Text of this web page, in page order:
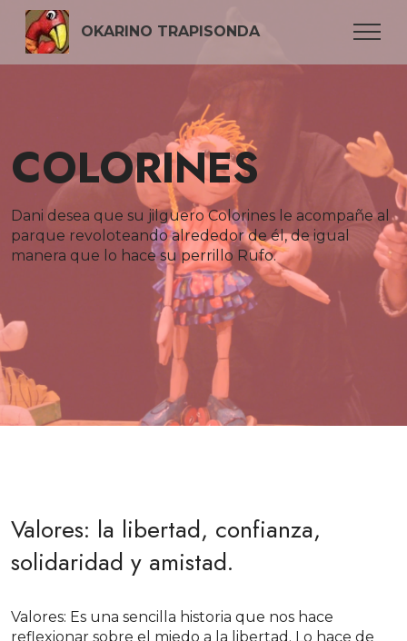
OKARINO TRAPISONDA
COLORINES
Dani desea que su jilguero Colorines le acompañe al
parque revoloteando alrededor de él, de igual
manera que lo hace su perrillo Rufo.
Valores: la libertad, confianza,
solidaridad y amistad.
Valores: Es una sencilla historia que nos hace
reflexionar sobre el miedo a la libertad. Lo hace de